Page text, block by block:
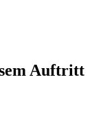
Auftritt